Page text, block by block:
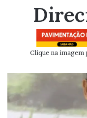
Clique na imagem